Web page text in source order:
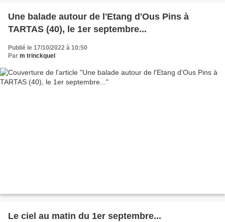
Une balade autour de l'Etang d'Ous Pins à
TARTAS (40), le 1er septembre...
Publié le 17/10/2022 à 10:50
Par m trinckquel
Le ciel au matin du 1er septembre...